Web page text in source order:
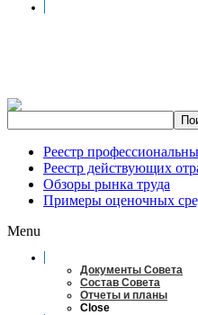
Реестр
Реестр действующих
Обзоры рынка труда
Примеры оценочных
Menu
Документы Совета
Состав Совета
Отчеты и планы
Close